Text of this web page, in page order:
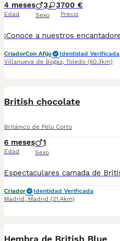
4 meses
Edad
3 3
Sexo
700 €
Precio
CriadorCon Afijo
Identidad Verificada
Villanueva de Bogas, Toledo (60.3km)
British chocolate
Británico de Pelo Corto
6 meses
Edad
1
Sexo
Criador
Identidad Verificada
Madrid , Madrid (21.4km)
Hembra de British Blue